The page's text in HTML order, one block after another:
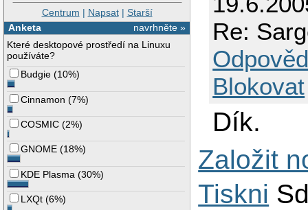
Centrum | Napsat| Starší
navrhněte »
Anketa
Které desktopové prostředí na Linuxu
používáte?
Budgie (10%)
Cinnamon (7%)
COSMIC (2%)
GNOME (18%)
KDE Plasma (30%)
LXQt (6%)
Re:
Blokovat
Dík.
Založit
Tiskni